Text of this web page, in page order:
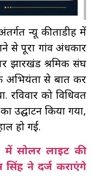
न्यू कीताडीह में
से पूरा गांव अंधकार
झारखंड श्रमिक संघ
अभियंता से बात कर
रविवार को विधिवत
उद्घाटन किया गया,
हो गई.
में सोलर लाइट की
सिंह ने दर्ज कराएंगे